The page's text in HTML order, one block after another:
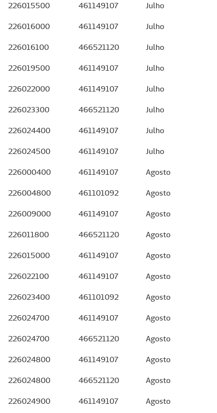
226015500 461149107 Julho
226016000 461149107 Julho
226016100 466521120 Julho
226019500 461149107 Julho
226022000 461149107 Julho
226023300 466521120 Julho
226024400 461149107 Julho
226024500 461149107 Julho
226000400 461149107 Agosto
226004800 461101092 Agosto
226009000 461149107 Agosto
226011800 466521120 Agosto
226015000 461149107 Agosto
226022100 461149107 Agosto
226023400 461101092 Agosto
226024700 461149107 Agosto
226024700 466521120 Agosto
226024800 461149107 Agosto
226024800 466521120 Agosto
226024900 461149107 Agosto